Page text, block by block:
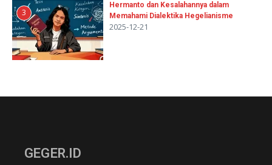
3
Hermanto dan Kesalahannya dalam
Memahami Dialektika Hegelianisme
2025-12-21
GEGER.ID